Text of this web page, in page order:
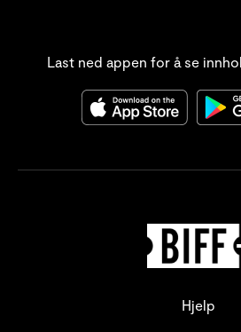
Last ned appen for å se
Hjelp